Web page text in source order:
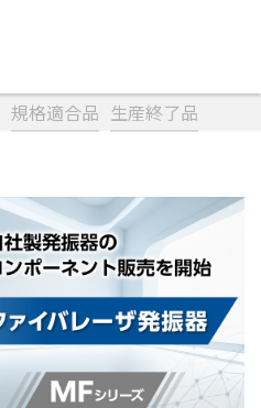
規格適合品 生産終了品